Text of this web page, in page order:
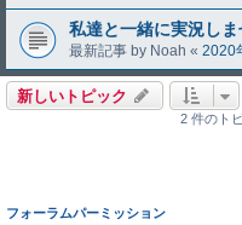
私達と一緒に実況しま
最新記事 by Noah « 2020
新しいトピック
2 件のト
フォーラムパーミッション